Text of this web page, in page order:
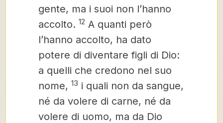
gente, ma i suoi non l’hanno
accolto. 12 A quanti però
l’hanno accolto, ha dato
potere di diventare figli di Dio:
a quelli che credono nel suo
nome, 13 i quali non da sangue,
né da volere di carne, né da
volere di uomo, ma da Dio